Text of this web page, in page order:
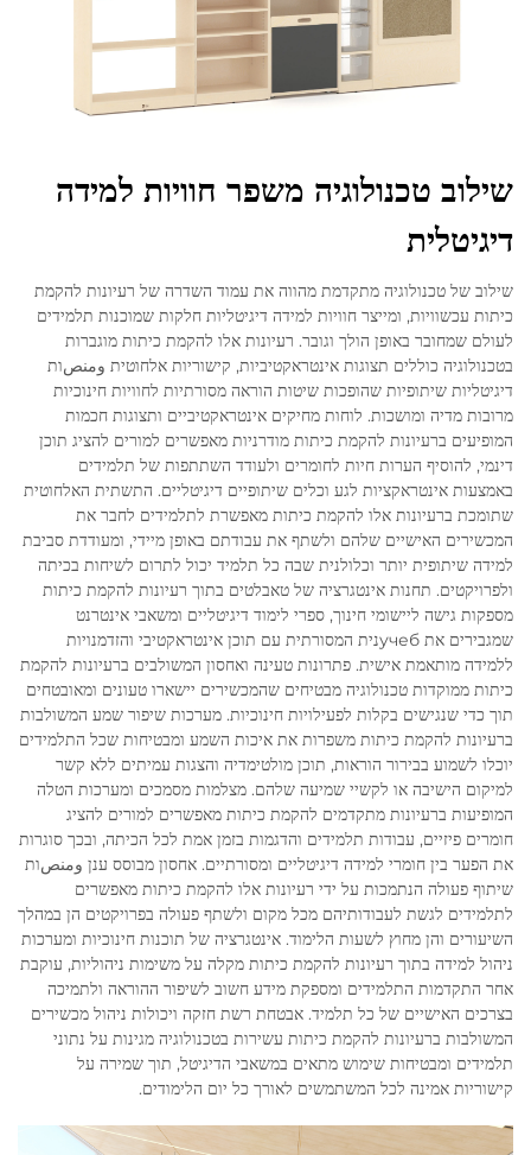
שילוב טכנולוגיה משפר חוויות למידה
דיגיטלית
שילוב של טכנולוגיה מתקדמת מהווה את עמוד השדרה של רעיונות להקמת
כיתות עכשוויות, ומייצר חוויות למידה דיגיטליות חלקות שמוכנות תלמידים
לעולם שמחובר באופן הולך וגובר. רעיונות אלו להקמת כיתות מוגברות
בטכנולוגיה כוללים תצוגות אינטראקטיביות, קישוריות אלחוטית ومنصות
דיגיטליות שיתופיות שהופכות שיטות הוראה מסורתיות לחוויות חינוכיות
מרובות מדיה ומושכות. לוחות מחיקים אינטראקטיביים ותצוגות חכמות
המופיעים ברעיונות להקמת כיתות מודרניות מאפשרים למורים להציג תוכן
דינמי, להוסיף הערות חיות לחומרים ולעודד השתתפות של תלמידים
באמצעות אינטראקציות לגע וכלים שיתופיים דיגיטליים. התשתית האלחוטית
שתומכת ברעיונות אלו להקמת כיתות מאפשרת לתלמידים לחבר את
המכשירים האישיים שלהם ולשתף את עבודתם באופן מיידי, ומעודדת סביבת
למידה שיתופית יותר וכלולנית שבה כל תלמיד יכול לתרום לשיחות בכיתה
ולפרויקטים. תחנות אינטגרציה של טאבלטים בתוך רעיונות להקמת כיתות
מספקות גישה ליישומי חינוך, ספרי לימוד דיגיטליים ומשאבי אינטרנט
שמגבירים את учебנית המסורתית עם תוכן אינטראקטיבי והזדמנויות
ללמידה מותאמת אישית. פתרונות טעינה ואחסון המשולבים ברעיונות להקמת
כיתות ממוקדות טכנולוגיה מבטיחים שהמכשירים יישארו טעונים ומאובטחים
תוך כדי שנגישים בקלות לפעילויות חינוכיות. מערכות שיפור שמע המשולבות
ברעיונות להקמת כיתות משפרות את איכות השמע ומבטיחות שכל התלמידים
יוכלו לשמוע בבירור הוראות, תוכן מולטימדיה והצגות עמיתים ללא קשר
למיקום הישיבה או לקשיי שמיעה שלהם. מצלמות מסמכים ומערכות הטלה
המופיעות ברעיונות מתקדמים להקמת כיתות מאפשרים למורים להציג
חומרים פיזיים, עבודות תלמידים והדגמות בזמן אמת לכל הכיתה, ובכך סוגרות
את הפער בין חומרי למידה דיגיטליים ומסורתיים. אחסון מבוסס ענן ومنصות
שיתוף פעולה הנתמכות על ידי רעיונות אלו להקמת כיתות מאפשרים
לתלמידים לגשת לעבודותיהם מכל מקום ולשתף פעולה בפרויקטים הן במהלך
השיעורים והן מחוץ לשעות הלימוד. אינטגרציה של תוכנות חינוכיות ומערכות
ניהול למידה בתוך רעיונות להקמת כיתות מקלה על משימות ניהוליות, עוקבת
אחר התקדמות התלמידים ומספקת מידע חשוב לשיפור ההוראה ולתמיכה
בצרכים האישיים של כל תלמיד. אבטחת רשת חזקה ויכולות ניהול מכשירים
המשולבות ברעיונות להקמת כיתות עשירות בטכנולוגיה מגינות על נתוני
תלמידים ומבטיחות שימוש מתאים במשאבי הדיגיטל, תוך שמירה על
קישוריות אמינה לכל המשתמשים לאורך כל יום הלימודים.